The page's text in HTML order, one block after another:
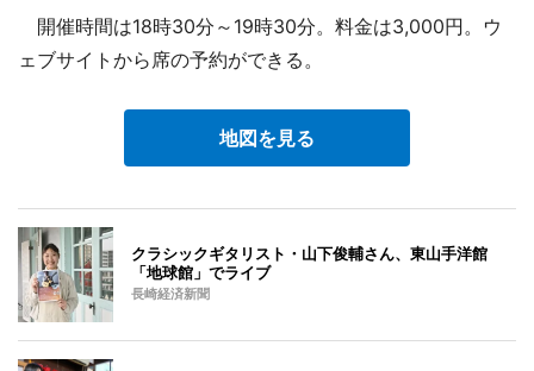
開催時間は18時30分～19時30分。料金は3,000円。ウ
ェブサイトから席の予約ができる。
地図を見る
クラシックギタリスト・山下俊輔さん、東山手洋館
「地球館」でライブ
長崎経済新聞